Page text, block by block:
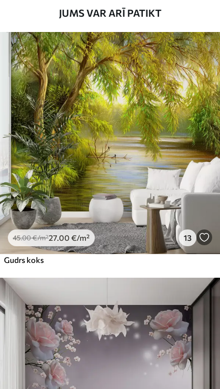
Viengabala lietojums
Pieejamie materiāli
Standarts
45.0027.00€/m²
Premium
56.6734.00€/m²
Premium vinils
65.0039.00€/m²
Peel and Stick
81.6548.99€/m²
JUMS VAR ARĪ PATIKT
45.00€/m²27 .00 €/m² 13
Gudrs koks